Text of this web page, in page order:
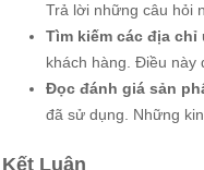
Trả lời những câu hỏi
Tìm kiếm các địa chỉ
khách hàng. Điều này
Đọc đánh giá sản
đã sử dụng. Những
Kết Luận